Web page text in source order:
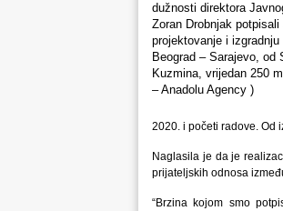
dužnosti direktora
Zoran Drobnjak
projektovanje i
Beograd – Sarajevo, od
Kuzmina, vrijedan 250
– Anadolu Agency )
2020. i početi radove. Od
Naglasila je da je
prijateljskih odnosa
“Brzina kojom smo